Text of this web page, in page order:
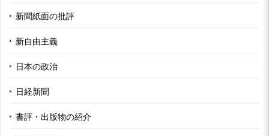
新聞紙面の批評
新自由主義
日本の政治
日経新聞
書評・出版物の紹介